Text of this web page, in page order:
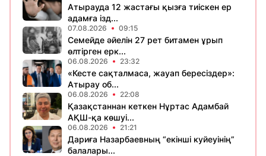
Атырауда 12 жастағы қызға тиіскен ер
адамға ізд...
07.08.2026 09:15
Семейде әйелін 27 рет битамен ұрып
өлтірген ерк...
06.08.2026 23:32
«Кесте сақталмаса, жауап бересіздер»:
Атырау об...
06.08.2026 22:08
Қазақстаннан кеткен Нұртас Адамбай
АҚШ-қа көшуі...
06.08.2026 21:21
Дариға Назарбаевның “екінші куйеуінің”
балалары...